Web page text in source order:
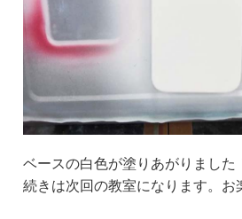
ベースの白色が塗りあがりました
続きは次回の教室になります。お